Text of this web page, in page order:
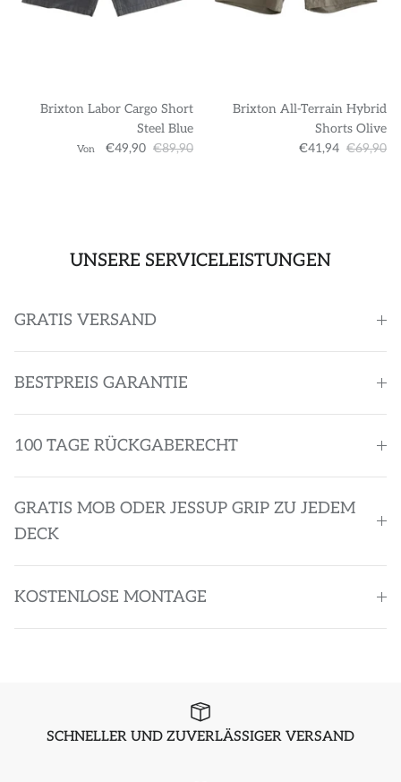
Brixton Labor Cargo Short
Steel Blue
Von €49,90 €89,90
Brixton All-Terrain Hybrid
Shorts Olive
€41,94 €69,90
UNSERE SERVICELEISTUNGEN
GRATIS VERSAND
BESTPREIS GARANTIE
100 TAGE RÜCKGABERECHT
GRATIS MOB ODER JESSUP GRIP ZU JEDEM
DECK
KOSTENLOSE MONTAGE
SCHNELLER UND ZUVERLÄSSIGER VERSAND